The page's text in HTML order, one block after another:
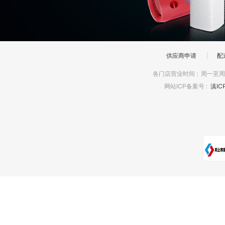
供应商申请 配
各门店营业时间 : 周一至
网站ICP备案号 : 滇